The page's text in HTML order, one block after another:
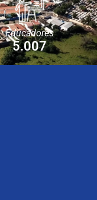
Educadores
5.007